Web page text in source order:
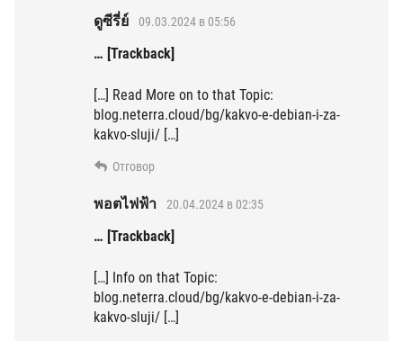
ดูซีรี่ย์ 09.03.2024 в 05:56
… [Trackback]
[…] Read More on to that Topic:
blog.neterra.cloud/bg/kakvo-e-debian-i-za-
kakvo-sluji/ […]
Отговор
พอตไฟฟ้า 20.04.2024 в 02:35
… [Trackback]
[…] Info on that Topic:
blog.neterra.cloud/bg/kakvo-e-debian-i-za-
kakvo-sluji/ […]